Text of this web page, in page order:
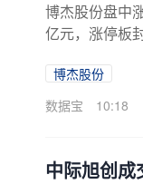
博杰股份盘中
亿元，涨停板
上期（7月20
4日公司发布
博杰股份
数据宝
10:18
中际旭创